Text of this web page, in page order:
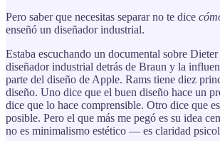
Pero saber que necesitas separar no te dice
enseñó un diseñador industrial.
Estaba escuchando un documental sobre
diseñador industrial detrás de Braun y la
parte del diseño de Apple. Rams tiene diez
diseño. Uno dice que el buen diseño hace un
dice que lo hace comprensible. Otro dice que
posible. Pero el que más me pegó es su idea
no es minimalismo estético — es claridad